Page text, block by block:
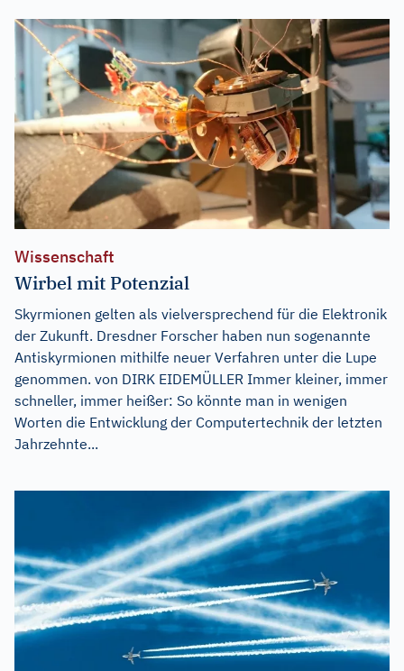
Wissenschaft
Wirbel mit Potenzial
Skyrmionen gelten als vielversprechend für die Elektronik
der Zukunft. Dresdner Forscher haben nun sogenannte
Antiskyrmionen mithilfe neuer Verfahren unter die Lupe
genommen. von DIRK EIDEMÜLLER Immer kleiner, immer
schneller, immer heißer: So könnte man in wenigen
Worten die Entwicklung der Computertechnik der letzten
Jahrzehnte...